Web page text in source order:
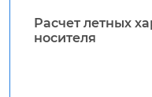
Расчет летных
носителя